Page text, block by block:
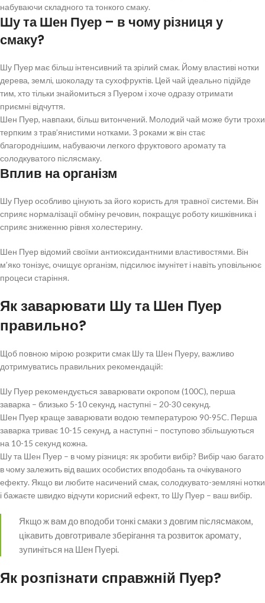
набуваючи складного та тонкого смаку.
Шу та Шен Пуер – в чому різниця у
смаку?
Шу Пуер має більш інтенсивний та зрілий смак. Йому властиві нотки
дерева, землі, шоколаду та сухофруктів. Цей чай ідеально підійде
тим, хто тільки знайомиться з Пуером і хоче одразу отримати
приємні відчуття.
Шен Пуер, навпаки, більш витончений. Молодий чай може бути трохи
терпким з трав’янистими нотками. З роками ж він стає
благороднішим, набуваючи легкого фруктового аромату та
солодкуватого післясмаку.
Вплив на організм
Шу Пуер особливо цінують за його користь для травної системи. Він
сприяє нормалізації обміну речовин, покращує роботу кишківника і
сприяє зниженню рівня холестерину.
Шен Пуер відомий своїми антиоксидантними властивостями. Він
м’яко тонізує, очищує організм, підсилює імунітет і навіть уповільнює
процеси старіння.
Як заварювати Шу та Шен Пуер
правильно?
Щоб повною мірою розкрити смак Шу та Шен Пуеру, важливо
дотримуватись правильних рекомендацій:
Шу Пуер рекомендується заварювати окропом (100C), перша
заварка – близько 5-10 секунд, наступні – 20-30 секунд.
Шен Пуер краще заварювати водою температурою 90-95C. Перша
заварка триває 10-15 секунд, а наступні – поступово збільшуються
на 10-15 секунд кожна.
Шу та Шен Пуер – в чому різниця: як зробити вибір? Вибір чаю багато
в чому залежить від ваших особистих вподобань та очікуваного
ефекту. Якщо ви любите насичений смак, солодкувато-земляні нотки
і бажаєте швидко відчути корисний ефект, то Шу Пуер – ваш вибір.
Якщо ж вам до вподоби тонкі смаки з довгим післясмаком,
цікавить довготривале зберігання та розвиток аромату,
зупиніться на Шен Пуері.
Як розпізнати справжній Пуер?